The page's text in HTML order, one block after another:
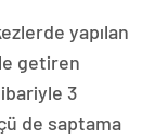
yapılan
getiren
3
de saptama